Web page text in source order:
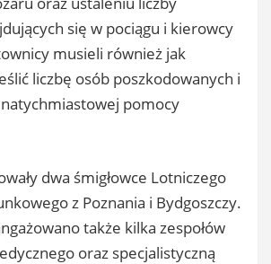
się w pociągu i kierowcy
musieli również jak
liczbę osób poszkodowanych i
pomocy
dwa śmigłowce Lotniczego
z Poznania i Bydgoszczy.
także kilka zespołów
oraz specjalistyczną